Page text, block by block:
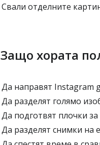
Свали отделните
Защо хората
Да направят Instagram
Да разделят голямо
Да подготвят плочки
Да разделят снимки на